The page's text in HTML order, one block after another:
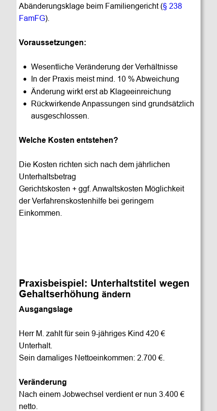
Abänderungsklage beim Familiengericht (§ 238
FamFG).
Voraussetzungen:
• Wesentliche Veränderung der Verhältnisse
•
In der Praxis meist mind. 10 % Abweichung
• Änderung wirkt erst ab Klageeinreichung
• Rückwirkende Anpassungen sind grundsätzlich
ausgeschlossen.
Welche Kosten entstehen?
Die Kosten richten sich nach dem jährlichen
Unterhaltsbetrag
Gerichtskosten + ggf. Anwaltskosten Möglichkeit
der Verfahrenskostenhilfe bei geringem
Einkommen.
Praxisbeispiel: Unterhaltstitel wegen
Gehaltserhöhung ändern
Ausgangslage
Herr M. zahlt für sein 9-jähriges Kind 420 €
Unterhalt.
Sein damaliges Nettoeinkommen: 2.700 €.
Veränderung
Nach einem Jobwechsel verdient er nun 3.400 €
netto.